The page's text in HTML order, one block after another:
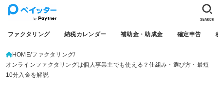
ファクタリング 納税カレンダー 補助金・助成金 確定申告
SEARCH
HOME ファクタリング
オンラインファクタリングは個人事業主でも使える？仕組み・選び方・最短
10分入金を解説